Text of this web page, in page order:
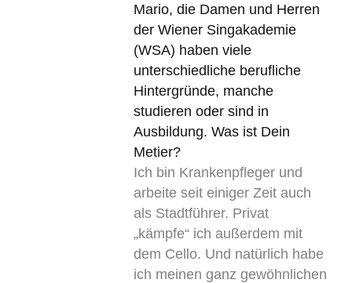
Mario, die Damen und Herren
der Wiener Singakademie
(WSA) haben viele
unterschiedliche berufliche
Hintergründe, manche
studieren oder sind in
Ausbildung. Was ist Dein
Metier?
Ich bin Krankenpfleger und
arbeite seit einiger Zeit auch
als Stadtführer. Privat
„kämpfe“ ich außerdem mit
dem Cello. Und natürlich habe
ich meinen ganz gewöhnlichen